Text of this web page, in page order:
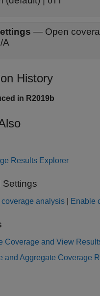
— Open
A
History
in R2019b
Results Explorer
Settings
coverage analysis Enable
Coverage and View
and Aggregate Coverage